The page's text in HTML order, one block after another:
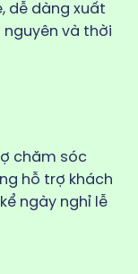
dễ dàng xuất
nguyên và thời
chăm sóc
hỗ trợ khách
ngày nghỉ lễ